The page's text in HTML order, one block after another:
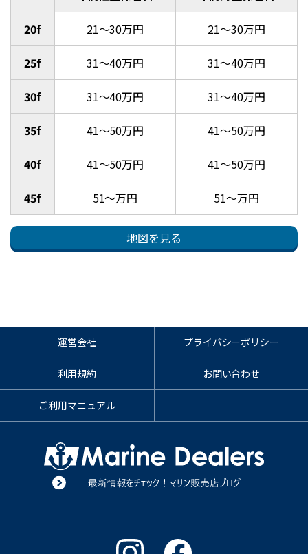
20f 21～30万円 21～30万円
25f 31～40万円 31～40万円
30f 31～40万円 31～40万円
35f 41～50万円 41～50万円
40f 41～50万円 41～50万円
45f 51～万円 51～万円
地図を見る
運営会社 プライバシーポリシー
利用規約 お問い合わせ
ご利用マニュアル